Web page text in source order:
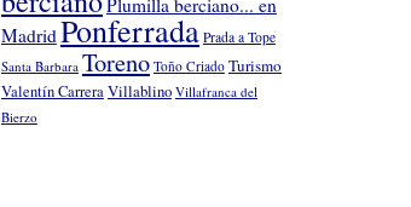
Plumilla berciano... en
MadridPonferrada Prada a Tope
Santa Barbara Toreno Toño Criado Turismo
Valentín CarreraVillablino Villafranca del
Bierzo